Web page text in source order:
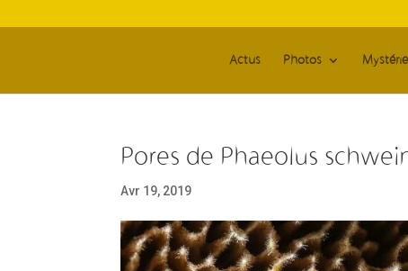
Actus Photos
Pores de Phaeolus
Avr 19, 2019